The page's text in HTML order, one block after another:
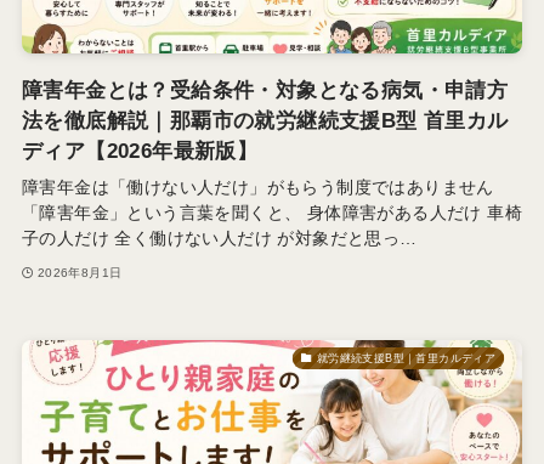
障害年金とは？受給条件・対象となる病気・申請方
法を徹底解説｜那覇市の就労継続支援B型 首里カル
ディア【2026年最新版】
障害年金は「働けない人だけ」がもらう制度ではありません
「障害年金」という言葉を聞くと、 身体障害がある人だけ 車椅
子の人だけ 全く働けない人だけ が対象だと思っ…
2026年8月1日
就労継続支援B型｜首里カルディア